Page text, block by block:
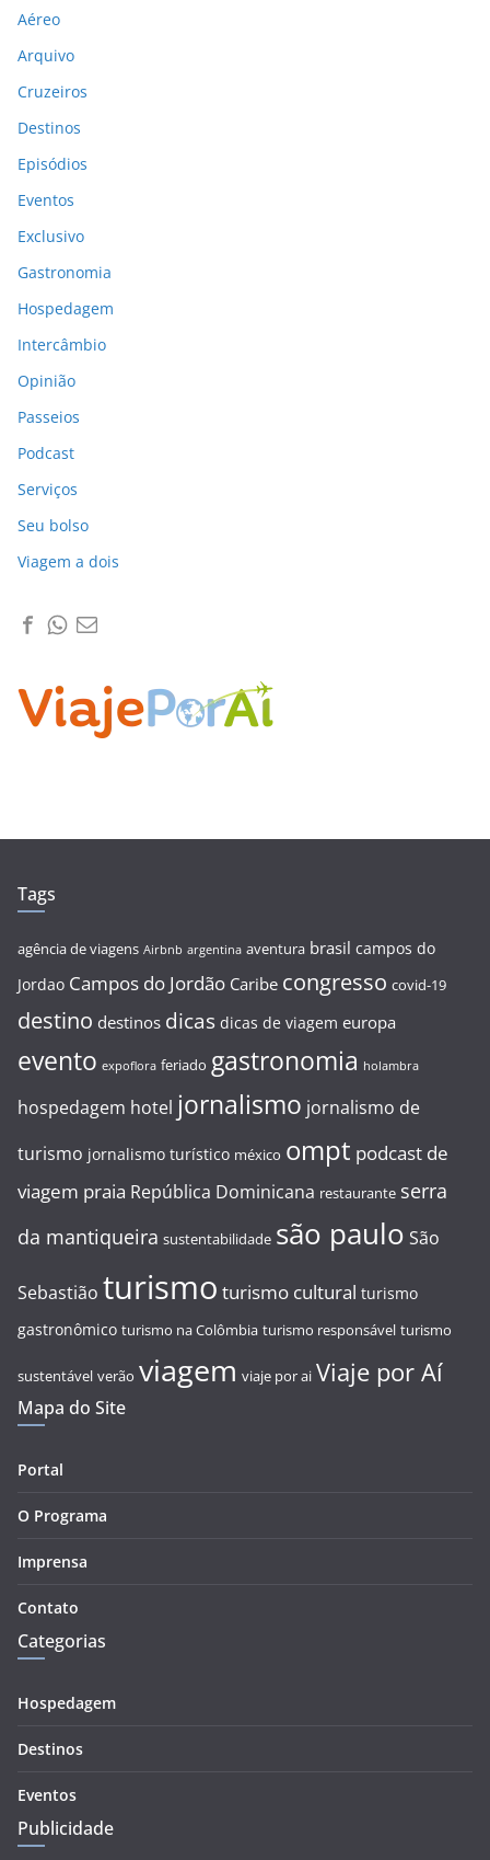
Aéreo
Arquivo
Cruzeiros
Destinos
Episódios
Eventos
Exclusivo
Gastronomia
Hospedagem
Intercâmbio
Opinião
Passeios
Podcast
Serviços
Seu bolso
Viagem a dois
Tags
agência de viagens Airbnb argentina aventura brasil campos do
Jordao Campos do Jordão Caribe congresso covid-19
destino destinos dicas dicas de viagem europa
evento expoflora feriado gastronomia holambra
hospedagem hotel jornalismo jornalismo de
turismo jornalismo turístico méxico ompt podcast de
viagem praia República Dominicana restaurante serra
da mantiqueira sustentabilidade são paulo São
Sebastião turismo turismo cultural turismo
gastronômico turismo na Colômbia turismo responsável turismo
sustentável verão viagem viaje por ai Viaje por Aí
Mapa do Site
Portal
O Programa
Imprensa
Contato
Categorias
Hospedagem
Destinos
Eventos
Publicidade